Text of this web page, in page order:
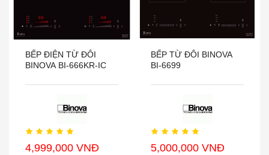
BẾP ĐIỆN TỪ ĐÔI
BINOVA BI-666KR-IC
4,999,000 VNĐ
BẾP TỪ ĐÔI BINOVA
BI-6699
5,000,000 VNĐ